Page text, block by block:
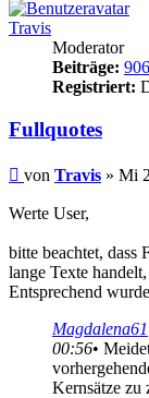
Travis
Moderator
Beiträge:
Registriert:
Fullquotes
Beitrag
von Travis » Mi
Werte User,
bitte beachtet, dass
lange Texte
Entsprechend
Magdalena61
00:56•
Kernsätze zu